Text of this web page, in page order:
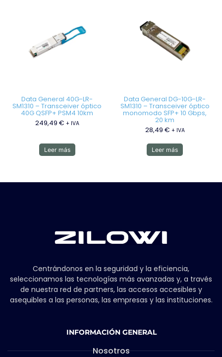
Data General 40G-LR-
SM1310 – Transceiver óptico
40G QSFP+ PSM4 10km
249,49 € + IVA
Leer más
Data General DG-10G-LR-
SM1310 – Transceiver óptico
monomodo SFP+ 10 Gbps,
20 km
28,49 € + IVA
Leer más
Centrándonos en la seguridad y la eficiencia,
seleccionamos las tecnologías más avanzadas y, a través
de nuestra red de partners, las accesos accesibles y
asequibles a las personas, las empresas y las instituciones.
INFORMACIÓN GENERAL
Nosotros